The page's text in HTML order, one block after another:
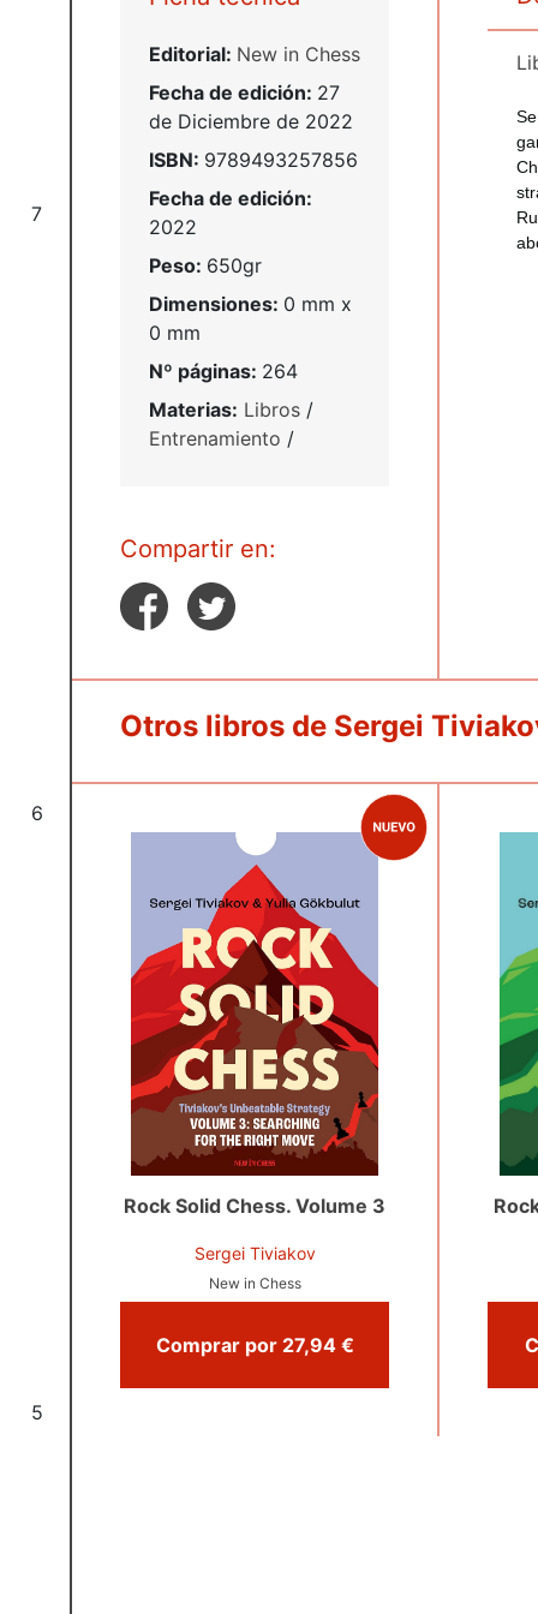
7
6
5
Editorial: New in Chess
Fecha de edición: 27
de Diciembre de 2022
ISBN: 9789493257856
Fecha de edición:
2022
Peso: 650gr
Dimensiones: 0 mm x
0 mm
Nº páginas: 264
Materias: Libros /
Entrenamiento /
Compartir en:
Otros libros de Sergei
Rock Solid Chess. Volume 3
Sergei Tiviakov
New in Chess
Comprar por 27,94 €